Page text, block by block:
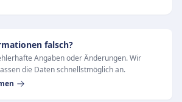
falsch?
Angaben oder Änderungen. Wir
die Daten schnellstmöglich an.